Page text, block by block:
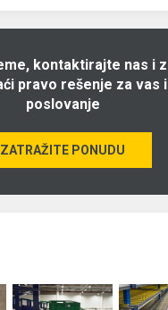
kontaktirajte nas i
pravo rešenje za vas
poslovanje
ZATRAŽITE PONUDU